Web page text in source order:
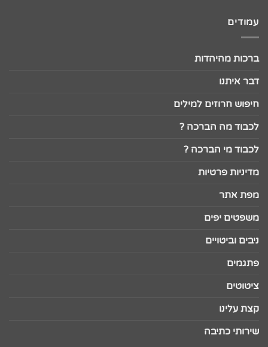
עמודים
ברכות מהיהדות
דבר איתנו
חיפוש חרוזים למילים
לכבוד מה הברכה ?
לכבוד מי הברכה ?
מדיניות פרטיות
מפת אתר
משפטים יפים
ניבים וביטויים
פתגמים
ציטוטים
קצת עלינו
שירותי כתיבה